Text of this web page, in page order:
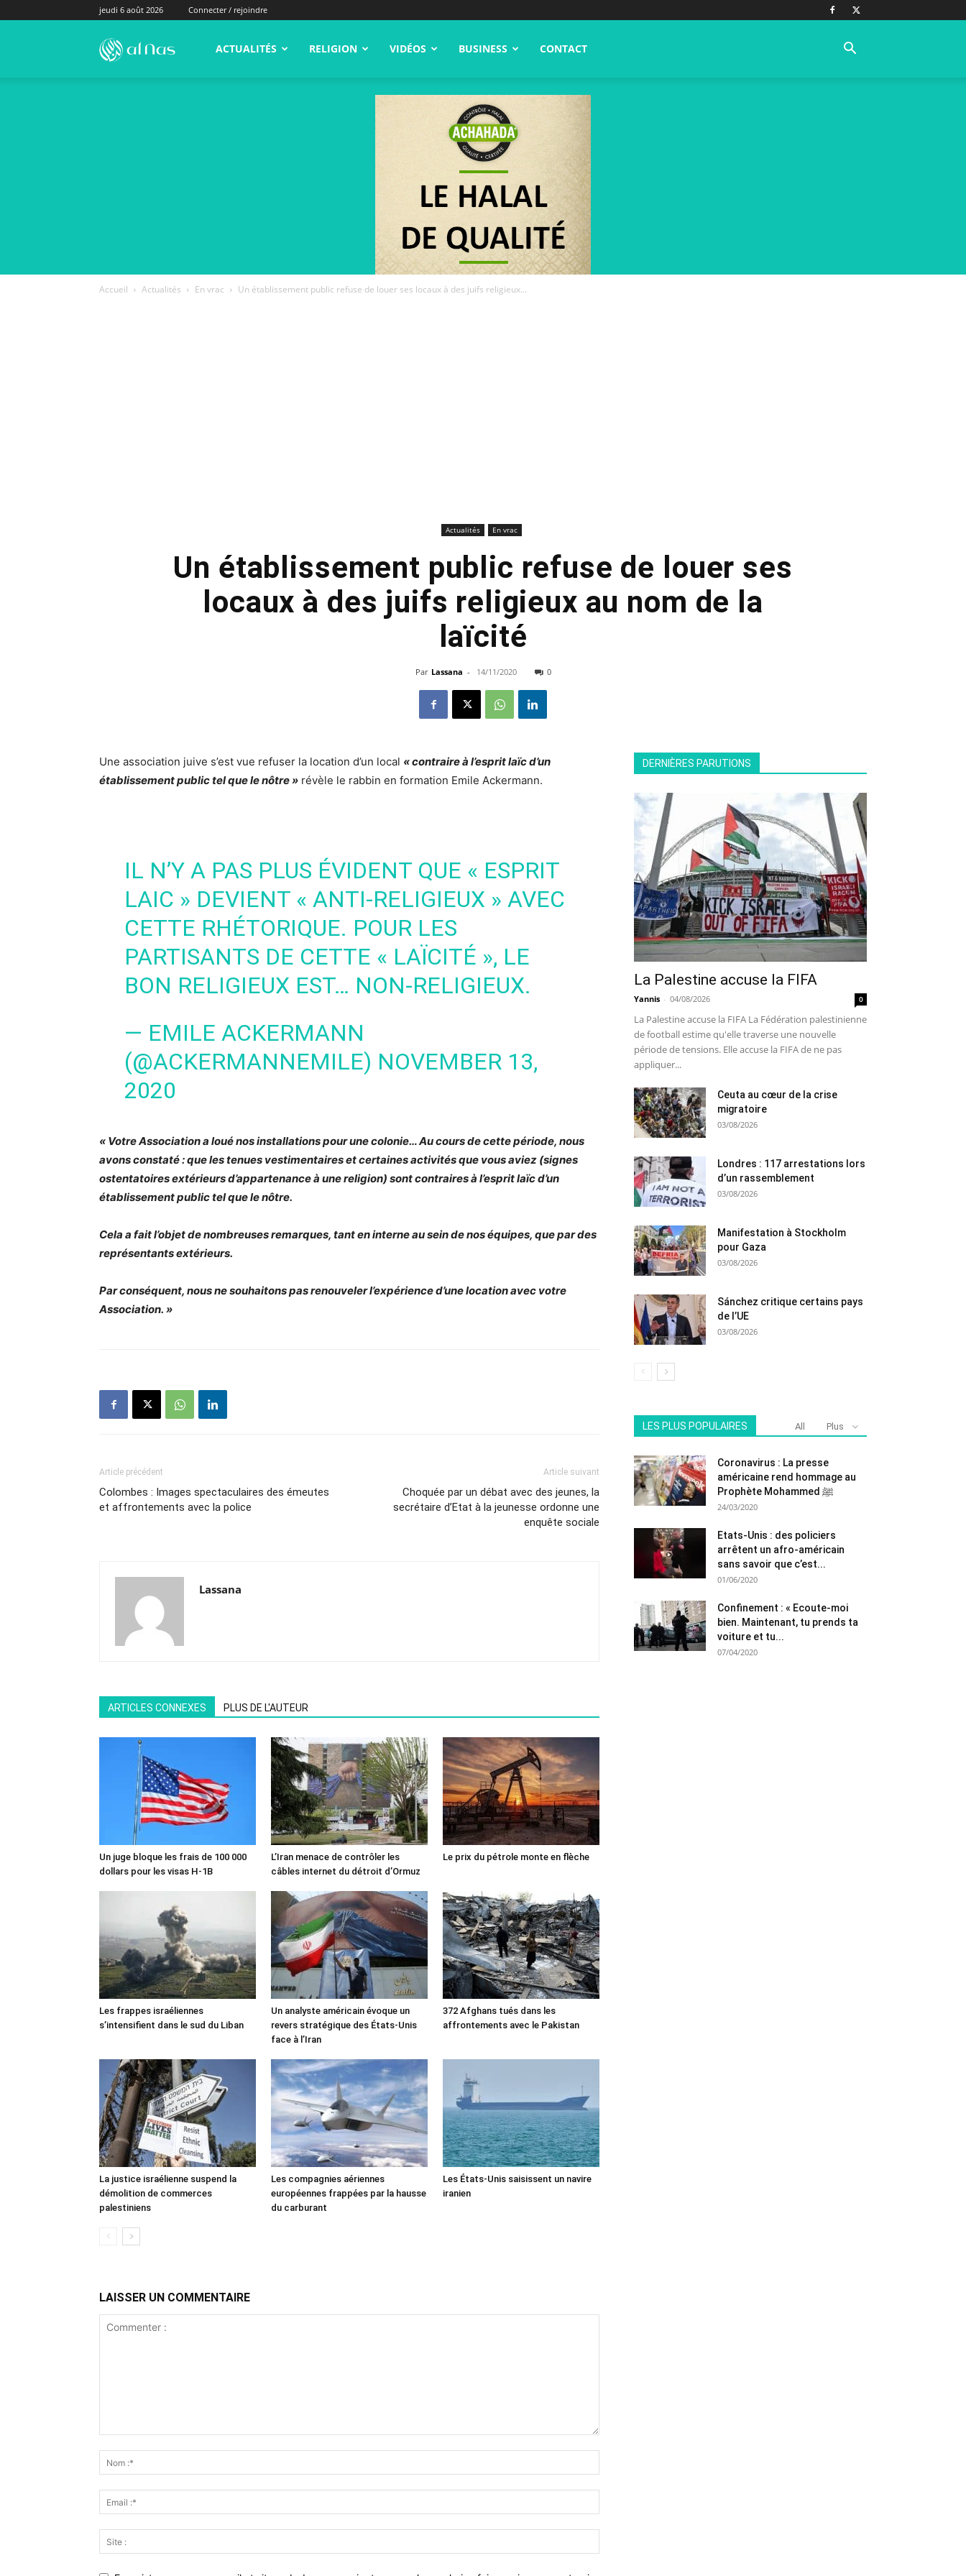
jeudi 6 août 2026 Connecter / rejoindre
alNas.fr ACTUALITÉS RELIGION VIDÉOS BUSINESS CONTACT
Accueil Actualités En vrac Un établissement public refuse de louer ses locaux à des juifs religieux...
Actualités En vrac
Un établissement public refuse de louer ses
locaux à des juifs religieux au nom de la
laïcité
Par Lassana - 14/11/2020 0
Une association juive s’est vue refuser la location d’un local « contraire à l’esprit laïc d’un
établissement public tel que le nôtre » révèle le rabbin en formation Emile Ackermann.
IL N’Y A PAS PLUS ÉVIDENT QUE « ESPRIT
LAIC » DEVIENT « ANTI-RELIGIEUX » AVEC
CETTE RHÉTORIQUE. POUR LES
PARTISANTS DE CETTE « LAÏCITÉ », LE
BON RELIGIEUX EST… NON-RELIGIEUX.
— EMILE ACKERMANN
(@ACKERMANNEMILE) NOVEMBER 13,
2020
« Votre Association a loué nos installations pour une colonie… Au cours de cette période, nous
avons constaté : que les tenues vestimentaires et certaines activités que vous aviez (signes
ostentatoires extérieurs d’appartenance à une religion) sont contraires à l’esprit laïc d’un
établissement public tel que le nôtre.
Cela a fait l’objet de nombreuses remarques, tant en interne au sein de nos équipes, que par des
représentants extérieurs.
Par conséquent, nous ne souhaitons pas renouveler l’expérience d’une location avec votre
Association. »
Article précédent
Colombes : Images spectaculaires des émeutes
et affrontements avec la police
Article suivant
Choquée par un débat avec des jeunes, la
secrétaire d’Etat à la jeunesse ordonne une
enquête sociale
Lassana
ARTICLES CONNEXES PLUS DE L'AUTEUR
Un juge bloque les frais de 100 000
dollars pour les visas H-1B
L’Iran menace de contrôler les
câbles internet du détroit d’Ormuz
Le prix du pétrole monte en flèche
Les frappes israéliennes
s’intensifient dans le sud du Liban
Un analyste américain évoque un
revers stratégique des États-Unis
face à l’Iran
372 Afghans tués dans les
affrontements avec le Pakistan
La justice israélienne suspend la
démolition de commerces
palestiniens
Les compagnies aériennes
européennes frappées par la hausse
du carburant
Les États-Unis saisissent un navire
iranien
LAISSER UN COMMENTAIRE
DERNIÈRES PARUTIONS
La Palestine accuse la FIFA
Yannis - 04/08/2026 0
La Palestine accuse la FIFA La Fédération palestinienne
de football estime qu'elle traverse une nouvelle
période de tensions. Elle accuse la FIFA de ne pas
appliquer...
Ceuta au cœur de la crise
migratoire
03/08/2026
Londres : 117 arrestations lors
d’un rassemblement
03/08/2026
Manifestation à Stockholm
pour Gaza
03/08/2026
Sánchez critique certains pays
de l’UE
03/08/2026
LES PLUS POPULAIRES All Plus
Coronavirus : La presse
américaine rend hommage au
Prophète Mohammed ﷺ
24/03/2020
Etats-Unis : des policiers
arrêtent un afro-américain
sans savoir que c’est...
01/06/2020
Confinement : « Ecoute-moi
bien. Maintenant, tu prends ta
voiture et tu...
07/04/2020